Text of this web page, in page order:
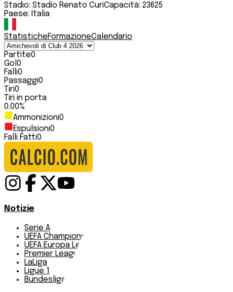
Stadio: Stadio Renato CuriCapacità: 23625
Paese: Italia
StatisticheFormazioneCalendario
Partite0
Gol 0
Falli0
Passaggi0
Tiri0
Tiri in porta
0.00%
Ammonizioni0
Espulsioni0
Falli Fatti0
Notizie
Serie A
UEFA Champions League Teams
UEFA Europa League Teams
Premier League
LaLiga
Ligue 1
Bundesliga